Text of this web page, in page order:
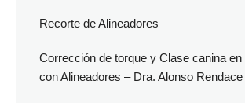
Recorte de Alineadores
Corrección de torque y Clase canina
con Alineadores – Dra. Alonso Rendace